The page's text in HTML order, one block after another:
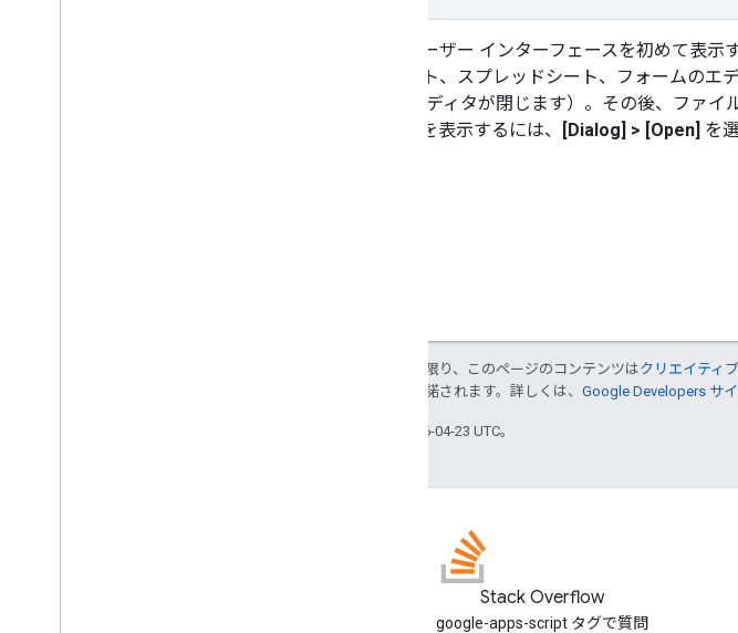
このユーザー インターフェースを初めて表示
ュメント、スプレッドシート、フォームの
プト エディタが閉じます）。その後、ファ
ェースを表示するには、
[Dialog] > [Open] を
特に記載のない限り、このページのコンテンツはクリエイティ
により使用許諾されます。詳しくは、 Google Developers サ
最終更新日 2026-04-23 UTC。
Stack Overflow
google-apps-script タグで質問